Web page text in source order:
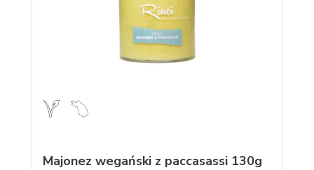
Majonez wegański z paccasassi 130g